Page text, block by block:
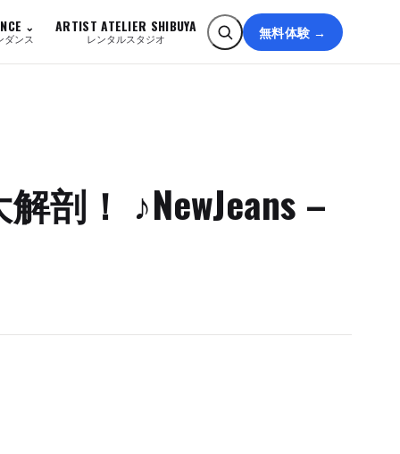
ダンス
ARTIST ATELIER SHIBUYA
レンタルスタジオ 無料体験 →
剖！ ♪NewJeans –